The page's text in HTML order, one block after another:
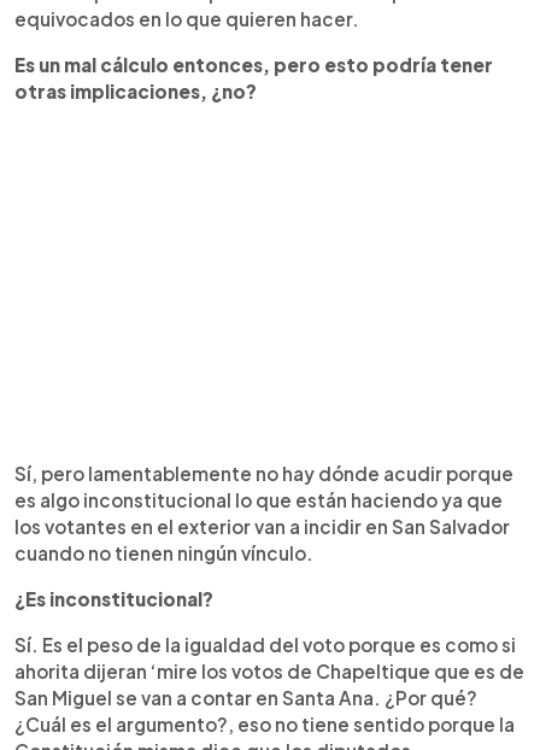
equivocados en lo que quieren hacer.
Es un mal cálculo entonces, pero esto podría tener
otras implicaciones, ¿no?
Sí, pero lamentablemente no hay dónde acudir porque
es algo inconstitucional lo que están haciendo ya que
los votantes en el exterior van a incidir en San Salvador
cuando no tienen ningún vínculo.
¿Es inconstitucional?
Sí. Es el peso de la igualdad del voto porque es como si
ahorita dijeran ‘mire los votos de Chapeltique que es de
San Miguel se van a contar en Santa Ana. ¿Por qué?
¿Cuál es el argumento?, eso no tiene sentido porque la